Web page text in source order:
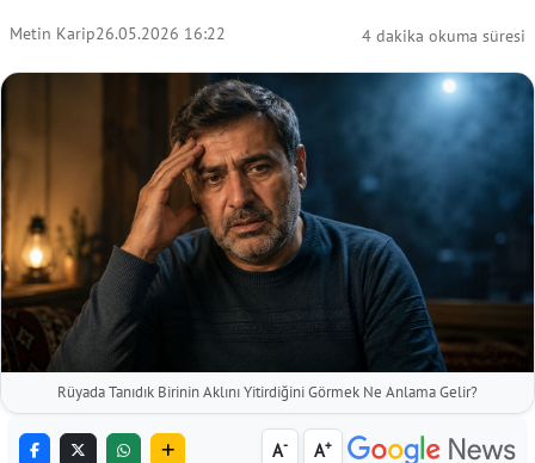
Metin Karip26.05.2026 16:22 4 dakika okuma süresi
Rüyada Tanıdık Birinin Aklını Yitirdiğini Görmek Ne Anlama Gelir?
A- A+